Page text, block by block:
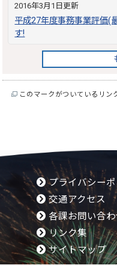
2016年3月1日更新
平成27年度事務事業評価(
す!
このマークがついているリン
プライバシーポ
交通アクセス
各課お問い合
リンク集
サイトマップ